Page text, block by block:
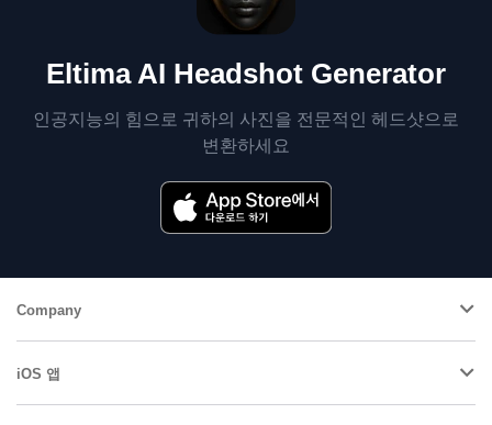
Eltima AI Headshot Generator
인공지능의 힘으로 귀하의 사진을 전문적인 헤드샷으로
변환하세요
Company
iOS 앱